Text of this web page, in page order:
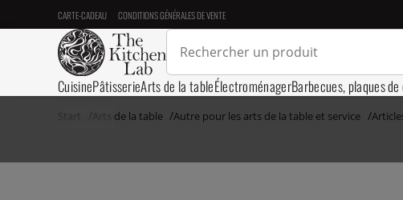
CARTE-CADEAU CONDITIONS GÉNÉRALES DE VENTE
CuisinePâtisserieArts de la tableÉlectroménagerBarbecues, plaques
Start Arts de la table Autre pour les arts de la table et service